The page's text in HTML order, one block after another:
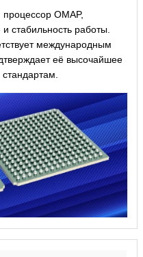
OMAP,
стабильность работы.
международным
её высочайшее